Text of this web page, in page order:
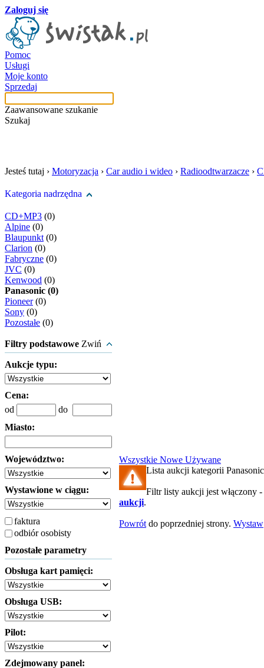
Zaloguj się
Pomoc
Usługi
Moje konto
Sprzedaj
Zaawansowane szukanie
Szukaj
Jesteś tutaj › Motoryzacja › Car audio i wideo › Radioodtwarzacze ›
Kategoria nadrzędna
CD+MP3 (0)
Alpine (0)
Blaupunkt (0)
Clarion (0)
Fabryczne (0)
JVC (0)
Kenwood (0)
Panasonic (0)
Pioneer(0)
Sony (0)
Pozostałe (0)
Filtry podstawowe Zwiń
Aukcje typu:
Cena:
od
do
Miasto:
Województwo:
Wystawione w ciągu:
faktura
odbiór osobisty
Pozostałe parametry
Obsługa kart pamięci:
Obsługa USB:
Pilot:
Zdejmowany panel:
Wszystkie Nowe Używane
Lista aukcji kategorii
Filtr listy aukcji jest włączony -
aukcji.
Powrót do poprzedniej strony. Wystaw